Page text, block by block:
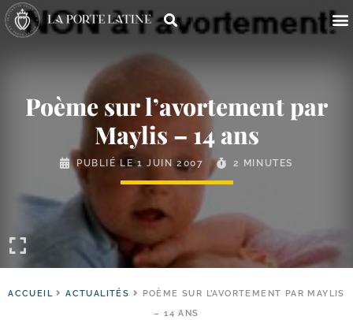
Poème sur l’avortement par
Maylis – 14 ans
PUBLIÉ LE1 JUIN 2007 2 MINUTES
ACCUEIL ACTUALITÉS
POÈME SUR L’AVORTEMENT PAR MAYLIS
– 14 ANS